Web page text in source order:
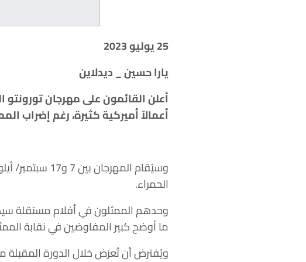
25 يوليو 2023
يارا حسين _ ديدلاين
أعلن القائمون على مهرجان تورونتو
أعمالاً أميركية كثيرة، رغم إضراب
وسيُقام
الحمراء.
وحدهم الممثلون في أفلام مستقلة
ما أوضح كبير المفاوضين في نقابة
ويُفترض أن تُعرَض خلال الدورة المقبلة